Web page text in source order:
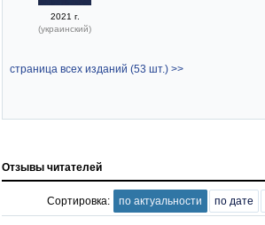
2021 г.
(украинский)
страница всех изданий (53 шт.) >>
Отзывы читателей
Сортировка: по актуальности по дате